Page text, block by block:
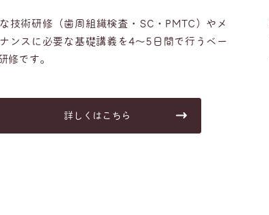
技術研修（歯周組織検査・SC・PMTC）やメ
ンスに必要な基礎講義を4～5日間で行うベー
修です。
詳しくはこちら